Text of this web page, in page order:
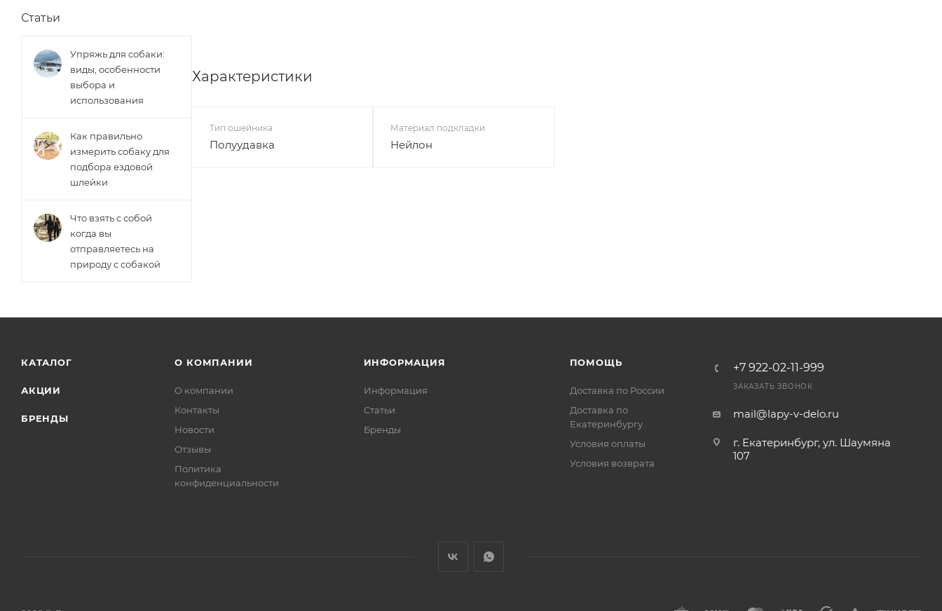
Характеристики
Тип ошейника
Полуудавка
Материал подкладки
Нейлон
Статьи
Упряжь для собаки:
виды, особенности
выбора и
использования
Как правильно
измерить собаку для
подбора ездовой
шлейки
Что взять с собой
когда вы
отправляетесь на
природу с собакой
КАТАЛОГ
АКЦИИ
БРЕНДЫ
О КОМПАНИИ
О компании
Контакты
Новости
Отзывы
Политика
конфиденциальности
ИНФОРМАЦИЯ
Информация
Статьи
Бренды
ПОМОЩЬ
Доставка по России
Доставка по
Екатеринбургу
Условия оплаты
Условия возврата
+7 922-02-11-999
ЗАКАЗАТЬ ЗВОНОК
mail@lapy-v-delo.ru
г. Екатеринбург, ул. Шаумяна
107